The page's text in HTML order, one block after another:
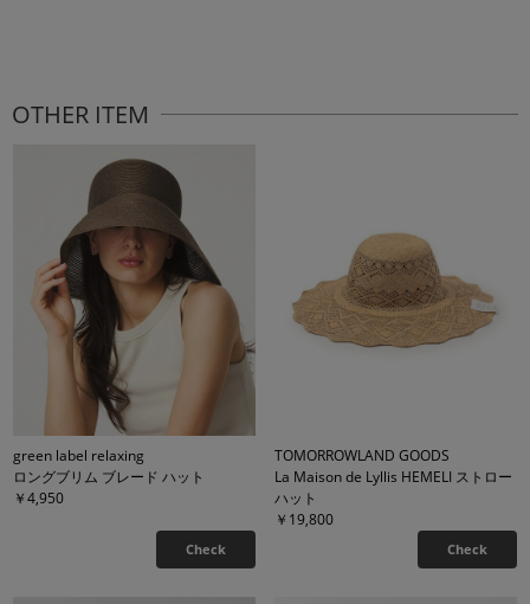
OTHER ITEM
green label relaxing
ロングブリム ブレード ハット
￥4,950
Check
TOMORROWLAND GOODS
La Maison de Lyllis HEMELI ストロー
ハット
￥19,800
Check